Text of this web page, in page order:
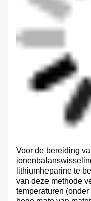
Voor de bereiding
lithiumheparine te
van deze methode
temperaturen